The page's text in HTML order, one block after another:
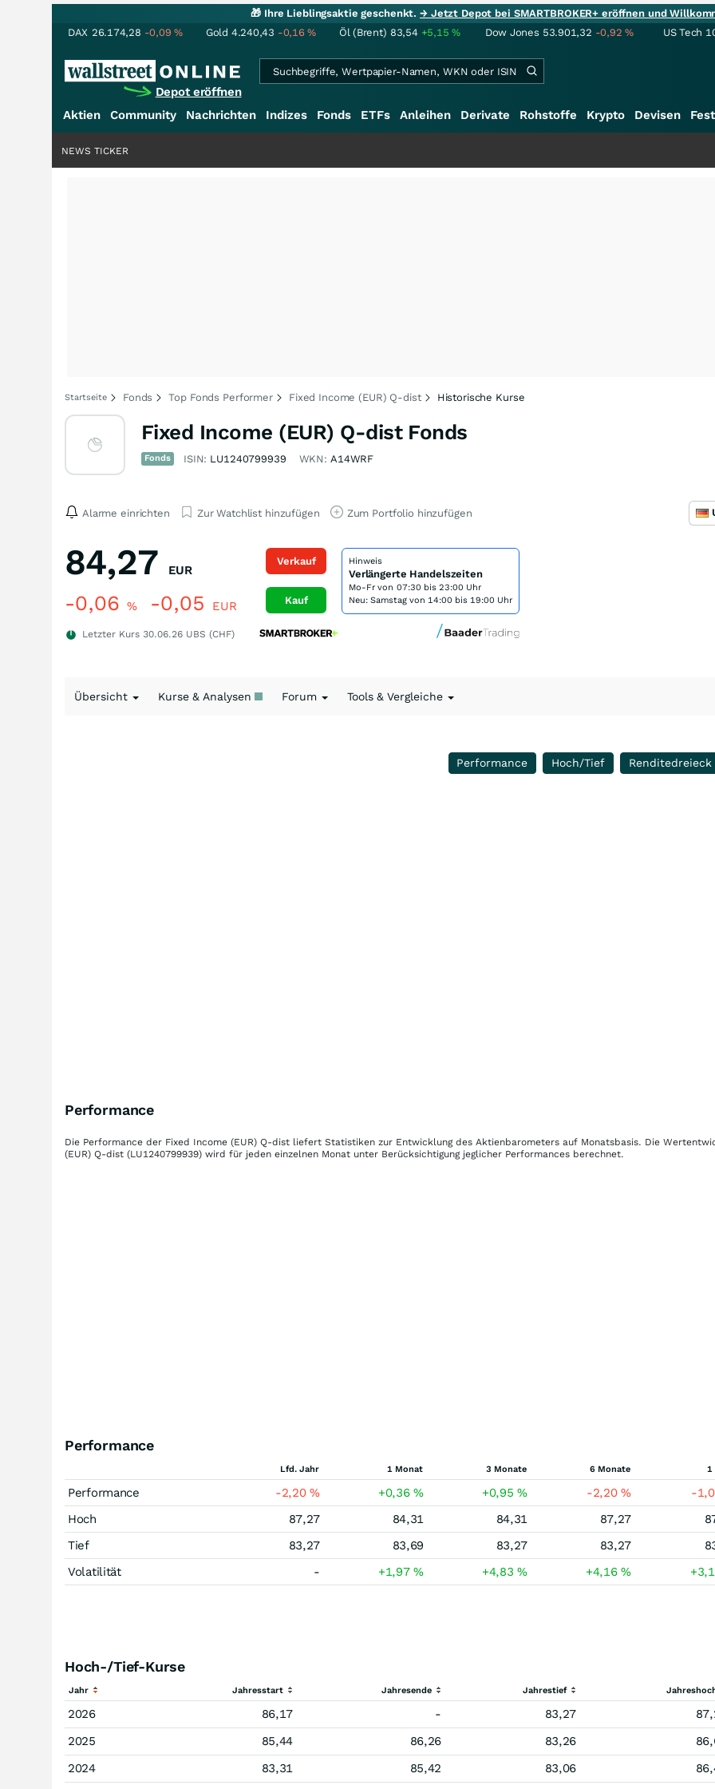
🎁 Ihre Lieblingsaktie geschenkt.→ Jetzt Depot bei SMARTBROKER+ eröffnen und
DAX 26.174,28 -0,09% Gold 4.240,43 -0,16% Öl (Brent) 83,54 +5,15% Dow Jones 53.901,32 -0,92% US Tech
Depot eröffnen
Aktien Community Nachrichten Indizes Fonds ETFs Anleihen Derivate Rohstoffe Krypto Devisen
NEWS TICKER
Startseite Fonds Top Fonds Performer Fixed Income (EUR) Q-dist Historische Kurse
Fixed Income (EUR) Q-dist Fonds
Fonds ISIN: LU1240799939 WKN: A14WRF
Alarme einrichten Zur Watchlist hinzufügen Zum Portfolio hinzufügen
84,27 EUR
-0,06 % -0,05 EUR
Letzter Kurs 30.06.26 UBS (CHF)
Verkauf
Kauf
Hinweis
Verlängerte Handelszeiten
Mo-Fr von 07:30 bis 23:00 Uhr
Neu: Samstag von 14:00 bis 19:00 Uhr
Übersicht Kurse & Analysen Forum Tools & Vergleiche
Performance Hoch/Tief Renditedreieck
Performance
Die Performance der Fixed Income (EUR) Q-dist liefert Statistiken zur Entwicklung des Aktienbarometers auf Monatsbasis. Die
(EUR) Q-dist (LU1240799939) wird für jeden einzelnen Monat unter Berücksichtigung jeglicher Performances berechnet.
Performance
Lfd. Jahr 1 Monat 3 Monate 6 Monate 1
Performance -2,20% +0,36% +0,95% -2,20% -
Hoch
87,27 84,31 84,31 87,27
Tief
83,27 83,69 83,27 83,27
Volatilität
- +1,97% +4,83% +4,16%
Hoch-/Tief-Kurse
Jahr Jahresstart Jahresende Jahrestief
2026 86,17 - 83,27
2025
85,44 86,26 83,26
2024
83,31 85,42 83,06